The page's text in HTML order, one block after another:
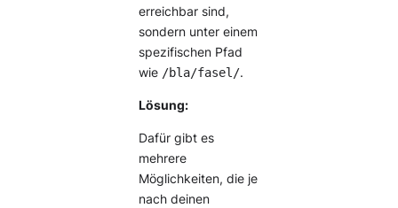
erreichbar sind,
sondern unter einem
spezifischen Pfad
wie /bla/fasel/.
Lösung:
Dafür gibt es
mehrere
Möglichkeiten, die je
nach deinen